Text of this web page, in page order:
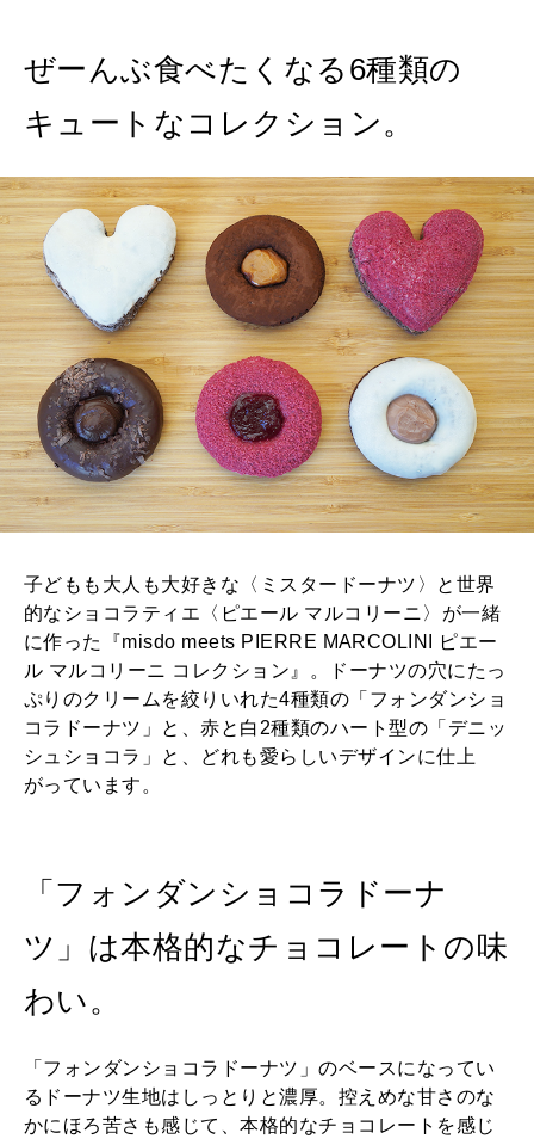
2026年4月号「未来をつくる、学びの教科書。」
2026年3月号「スイーツ予想図 2026」
2026年2月号「良運を掴む 新・開運術。」
2026年1月号「猫がいれば、幸せ」
2025年12月号「お酒の新常識。」
ぜーんぶ食べたくなる6種類の
キュートなコレクション。
子どもも大人も大好きな〈ミスタードーナツ〉と世界
的なショコラティエ〈ピエール マルコリーニ〉が一緒
に作った『misdo meets PIERRE MARCOLINI ピエー
ル マルコリーニ コレクション』。ドーナツの穴にたっ
ぷりのクリームを絞りいれた4種類の「フォンダンショ
コラドーナツ」と、赤と白2種類のハート型の「デニッ
シュショコラ」と、どれも愛らしいデザインに仕上
がっています。
「フォンダンショコラドーナ
ツ」は本格的なチョコレートの味
わい。
「フォンダンショコラドーナツ」のベースになってい
るドーナツ生地はしっとりと濃厚。控えめな甘さのな
かにほろ苦さも感じて、本格的なチョコレートを感じ